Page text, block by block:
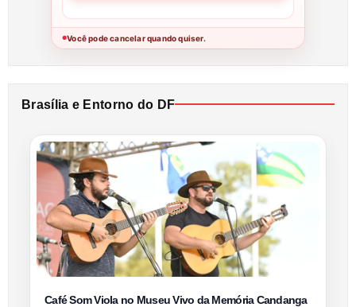
●Você pode cancelar quando quiser.
Brasília e Entorno do DF
Café Som Viola no Museu Vivo da Memória Candanga